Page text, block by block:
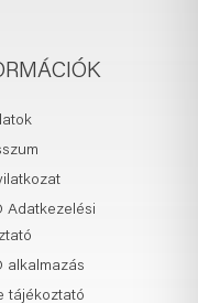
Adatkezelési
alkalmazás
tájékoztató